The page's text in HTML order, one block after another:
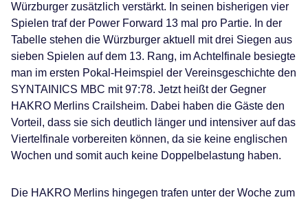
Würzburger zusätzlich verstärkt. In seinen bisherigen vier
Spielen traf der Power Forward 13 mal pro Partie. In der
Tabelle stehen die Würzburger aktuell mit drei Siegen aus
sieben Spielen auf dem 13. Rang, im Achtelfinale besiegte
man im ersten Pokal-Heimspiel der Vereinsgeschichte den
SYNTAINICS MBC mit 97:78. Jetzt heißt der Gegner
HAKRO Merlins Crailsheim. Dabei haben die Gäste den
Vorteil, dass sie sich deutlich länger und intensiver auf das
Viertelfinale vorbereiten können, da sie keine englischen
Wochen und somit auch keine Doppelbelastung haben.
Die HAKRO Merlins hingegen trafen unter der Woche zum